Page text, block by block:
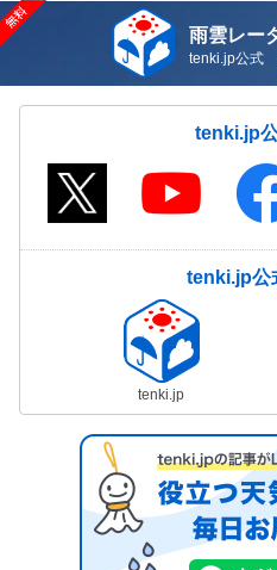
雨雲レー
tenki.jp公式
tenki.jp
tenki.jp公
tenki.jp